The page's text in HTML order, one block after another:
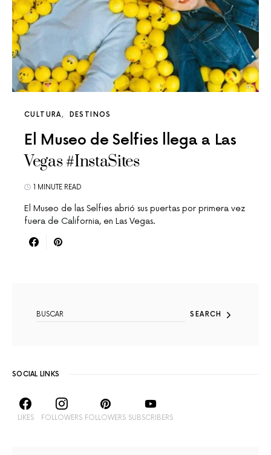
CULTURA DESTINOS
El Museo de Selfies llega a Las
Vegas #InstaSites
1 MINUTE READ
El Museo de las Selfies abrió sus puertas por primera vez
fuera de California, en Las Vegas.
SEARCH
SOCIAL LINKS
LIKES FOLLOWERS FOLLOWERS SUBSCRIBERS